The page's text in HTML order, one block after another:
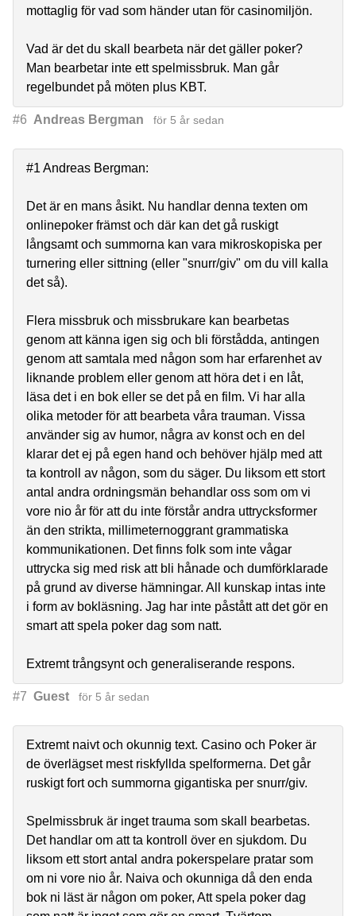
mottaglig för vad som händer utan för casinomiljön.
Vad är det du skall bearbeta när det gäller poker?
Man bearbetar inte ett spelmissbruk. Man går
regelbundet på möten plus KBT.
#6 Andreas Bergman för 5 år sedan
#1 Andreas Bergman:
Det är en mans åsikt. Nu handlar denna texten om
onlinepoker främst och där kan det gå ruskigt
långsamt och summorna kan vara mikroskopiska per
turnering eller sittning (eller "snurr/giv" om du vill kalla
det så).
Flera missbruk och missbrukare kan bearbetas
genom att känna igen sig och bli förstådda, antingen
genom att samtala med någon som har erfarenhet av
liknande problem eller genom att höra det i en låt,
läsa det i en bok eller se det på en film. Vi har alla
olika metoder för att bearbeta våra trauman. Vissa
använder sig av humor, några av konst och en del
klarar det ej på egen hand och behöver hjälp med att
ta kontroll av någon, som du säger. Du liksom ett stort
antal andra ordningsmän behandlar oss som om vi
vore nio år för att du inte förstår andra uttrycksformer
än den strikta, millimeternoggrant grammatiska
kommunikationen. Det finns folk som inte vågar
uttrycka sig med risk att bli hånade och dumförklarade
på grund av diverse hämningar. All kunskap intas inte
i form av bokläsning. Jag har inte påstått att det gör en
smart att spela poker dag som natt.
Extremt trångsynt och generaliserande respons.
#7 Guest för 5 år sedan
Extremt naivt och okunnig text. Casino och Poker är
de överlägset mest riskfyllda spelformerna. Det går
ruskigt fort och summorna gigantiska per snurr/giv.
Spelmissbruk är inget trauma som skall bearbetas.
Det handlar om att ta kontroll över en sjukdom. Du
liksom ett stort antal andra pokerspelare pratar som
om ni vore nio år. Naiva och okunniga då den enda
bok ni läst är någon om poker, Att spela poker dag